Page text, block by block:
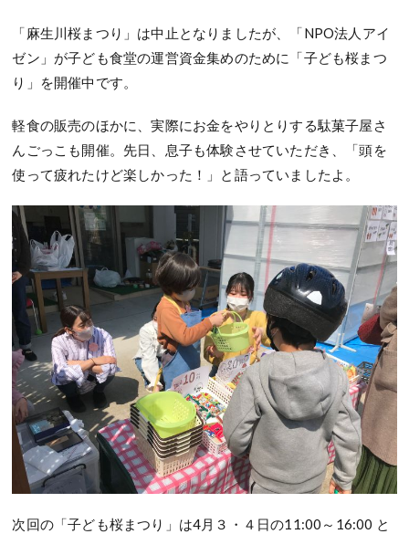
「麻生川桜まつり」は中止となりましたが、「NPO法人アイ
ゼン」が子ども食堂の運営資金集めのために「子ども桜まつ
り」を開催中です。
軽食の販売のほかに、実際にお金をやりとりする駄菓子屋さ
んごっこも開催。先日、息子も体験させていただき、「頭を
使って疲れたけど楽しかった！」と語っていましたよ。
次回の「子ども桜まつり」は4月３・４日の11:00～16:00 と